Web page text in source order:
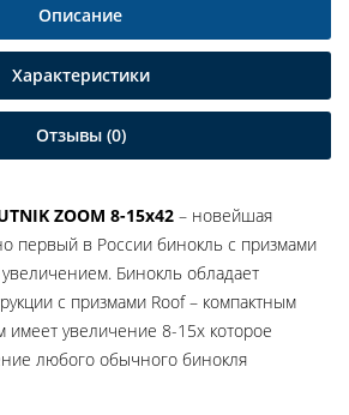
Описание
Характеристики
Отзывы (0)
ZOOM 8-15х42 – новейшая
первый в России бинокль с призмами
Бинокль обладает
с призмами Roof – компактным
имеет увеличение 8-15х которое
любого обычного бинокля